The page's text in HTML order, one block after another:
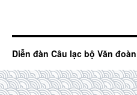
Diễn đàn Câu lạc bộ Văn